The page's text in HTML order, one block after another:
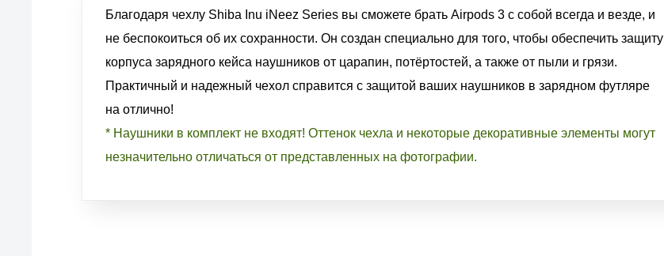
Благодаря чехлу Shiba Inu iNeez Series вы сможете брать Airpods 3 с собой всегда и везде, и
не беспокоиться об их сохранности. Он создан специально для того, чтобы обеспечить защиту
корпуса зарядного кейса наушников от царапин, потёртостей, а также от пыли и грязи.
Практичный и надежный чехол справится с защитой ваших наушников в зарядном футляре
на отлично!
* Наушники в комплект не входят! Оттенок чехла и некоторые декоративные элементы могут
незначительно отличаться от представленных на фотографии.